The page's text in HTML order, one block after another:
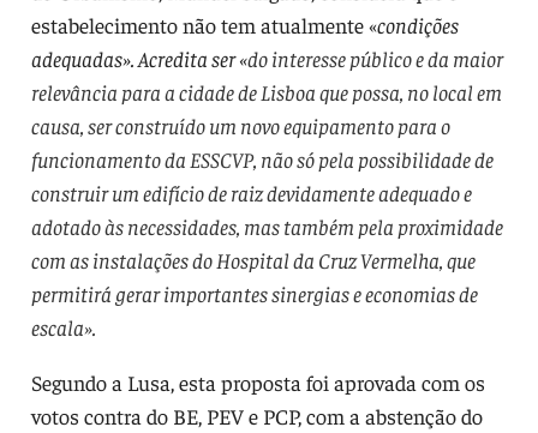
estabelecimento não tem atualmente «condições
adequadas». Acredita ser «do interesse público e da maior
relevância para a cidade de Lisboa que possa, no local em
causa, ser construído um novo equipamento para o
funcionamento da ESSCVP, não só pela possibilidade de
construir um edifício de raiz devidamente adequado e
adotado às necessidades, mas também pela proximidade
com as instalações do Hospital da Cruz Vermelha, que
permitirá gerar importantes sinergias e economias de
escala».
Segundo a Lusa, esta proposta foi aprovada com os
votos contra do BE, PEV e PCP, com a abstenção do